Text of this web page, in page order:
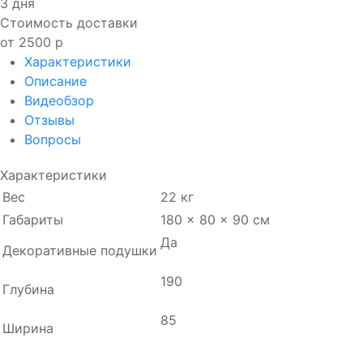
3 дня
Стоимость доставки
от 2500 р
Характеристики
Описание
Видеобзор
Отзывы
Вопросы
Характеристики
Вес
22 кг
Габариты
180 × 80 × 90 см
Декоративные подушки Да
Глубина 190
Ширина 85